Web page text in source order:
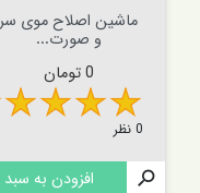
ماشین اصلاح موی سر
و صورت...
قیمت
0 تومان
0 نظر

افزودن به سبد